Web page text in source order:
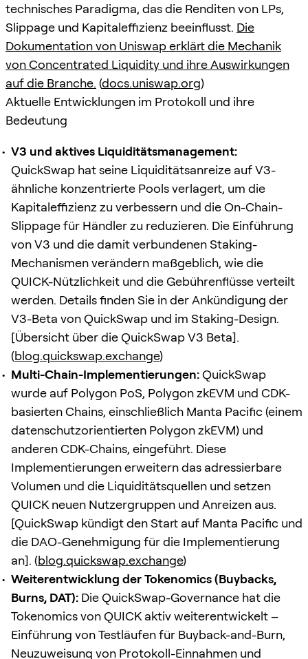
technisches Paradigma, das die Renditen von LPs,
Slippage und Kapitaleffizienz beeinflusst. Die
Dokumentation von Uniswap erklärt die Mechanik
von Concentrated Liquidity und ihre Auswirkungen
auf die Branche. (docs.uniswap.org)
Aktuelle Entwicklungen im Protokoll und ihre
Bedeutung
V3 und aktives Liquiditätsmanagement:
QuickSwap hat seine Liquiditätsanreize auf V3-
ähnliche konzentrierte Pools verlagert, um die
Kapitaleffizienz zu verbessern und die On-Chain-
Slippage für Händler zu reduzieren. Die Einführung
von V3 und die damit verbundenen Staking-
Mechanismen verändern maßgeblich, wie die
QUICK-Nützlichkeit und die Gebührenflüsse verteilt
werden. Details finden Sie in der Ankündigung der
V3-Beta von QuickSwap und im Staking-Design.
[Übersicht über die QuickSwap V3 Beta].
(blog.quickswap.exchange)
Multi-Chain-Implementierungen:QuickSwap
wurde auf Polygon PoS, Polygon zkEVM und CDK-
basierten Chains, einschließlich Manta Pacific (einem
datenschutzorientierten Polygon zkEVM) und
anderen CDK-Chains, eingeführt. Diese
Implementierungen erweitern das adressierbare
Volumen und die Liquiditätsquellen und setzen
QUICK neuen Nutzergruppen und Anreizen aus.
[QuickSwap kündigt den Start auf Manta Pacific und
die DAO-Genehmigung für die Implementierung
an]. (blog.quickswap.exchange)
Weiterentwicklung der Tokenomics (Buybacks,
Burns, DAT): Die QuickSwap-Governance hat die
Tokenomics von QUICK aktiv weiterentwickelt –
Einführung von Testläufen für Buyback-and-Burn,
Neuzuweisung von Protokoll-Einnahmen und